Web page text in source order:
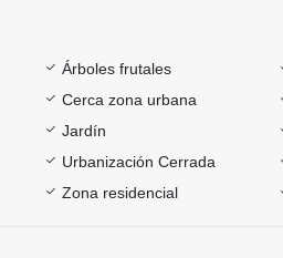
Árboles frutales
Cerca zona urbana
Jardín
Urbanización Cerrada
Zona residencial